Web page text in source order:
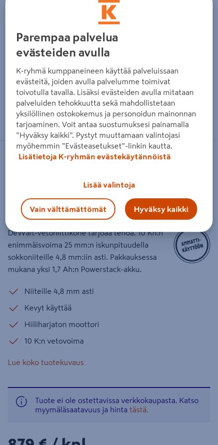
Zoomaa kuvaa sormilla kosketusnäytöllä
DCF403E1GT 18V 4,8mm 1X1,7Ah
DEWALT
Tuotenumero :502670288 EAN-koodi: 5035048807064
DeWalt-vetoniittikone tarjoaa tehoa. 10 Kn:n
enimmäisvoima 25 mm:n iskunpituudella
sokkoniiteille 4,8 mm:iin asti. Pakkauksessa
mukana yksi 1,7 Ah:n Powerstack-akku.
Niiteille 4,8 mm asti
Kevyt käyttää
Hiiliharjaton moottori
10 K:n vetovoima
Lue koko tuotekuvaus
Tuote ei ole ostettavissa verkkokaupasta. Katso
myymäläsaatavuus ja hinta tästä.
Parempaa palvelua
evästeiden avulla
K-ryhmä kumppaneineen käyttää palveluissaan
evästeitä, joiden avulla palvelumme toimivat
toivotulla tavalla. Lisäksi evästeiden avulla mitataan
palveluiden tehokkuutta sekä mahdollistetaan
yksilöllinen ostokokemus ja personoidun mainonnan
tarjoaminen. Voit antaa suostumuksesi painamalla
”Hyväksy kaikki”. Pystyt muuttamaan valintojasi
myöhemmin ”Evästeasetukset”-linkin kautta.
Lisätietoja K-ryhmän evästekäytännöistä
Lisää valintoja
Vain välttämättömät Hyväksy kaikki